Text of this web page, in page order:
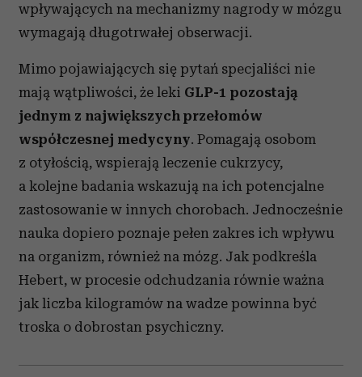
wpływających na mechanizmy nagrody w mózgu
wymagają długotrwałej obserwacji.
Mimo pojawiających się pytań specjaliści nie
mają wątpliwości, że leki GLP-1 pozostają
jednym z największych przełomów
współczesnej medycyny. Pomagają osobom
z otyłością, wspierają leczenie cukrzycy,
a kolejne badania wskazują na ich potencjalne
zastosowanie w innych chorobach. Jednocześnie
nauka dopiero poznaje pełen zakres ich wpływu
na organizm, również na mózg. Jak podkreśla
Hebert, w procesie odchudzania równie ważna
jak liczba kilogramów na wadze powinna być
troska o dobrostan psychiczny.